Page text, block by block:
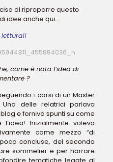
di riproporre questo
idee anche qui…
lettura!!
come è nata l’idea di
?
i corsi di un Master
delle relatrici parlava
e forniva spunti su come
Inizialmente volevo
come mezzo “di
concluse, del secondo
sommelier e per narrare